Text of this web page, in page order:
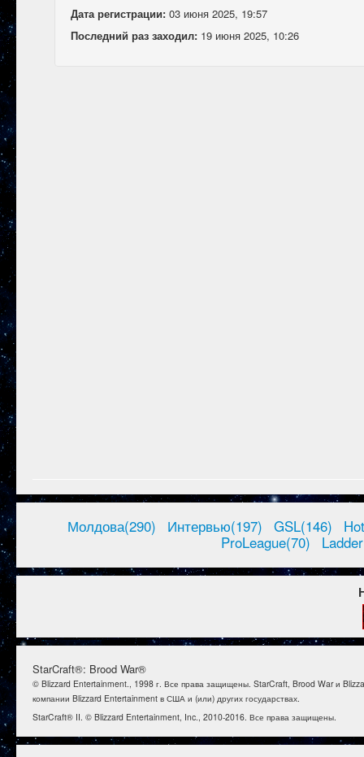
Дата регистрации: 03 июня 2025, 19:57
Последний раз заходил: 19 июня 2025, 10:26
Молдова(290) Интервью(197) GSL(146)
ProLeague(70)
StarCraft®: Brood War®
© Blizzard Entertainment., 1998 г. Все права защищены. StarCraft, Brood War и
компании Blizzard Entertainment в США и (или) других государствах.
StarCraft® II. © Blizzard Entertainment, Inc., 2010-2016. Все права защищены.